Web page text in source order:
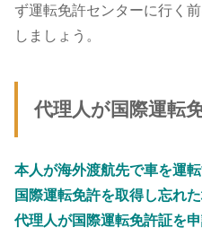
ず運転免許センターに行く
しましょう。
代理人が国際運転
本人が海外渡航先で車を運
国際運転免許を取得し忘れ
代理人が国際運転免許証を